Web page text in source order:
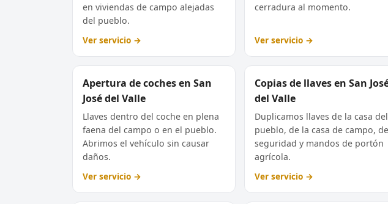
en viviendas de campo alejadas
del pueblo.
Ver servicio →
cerradura al momento.
Ver servicio →
Apertura de coches en San
José del Valle
Llaves dentro del coche en plena
faena del campo o en el pueblo.
Abrimos el vehículo sin causar
daños.
Ver servicio →
Copias de llaves en San
del Valle
Duplicamos llaves de la casa del
pueblo, de la casa de campo, de
seguridad y mandos de portón
agrícola.
Ver servicio →